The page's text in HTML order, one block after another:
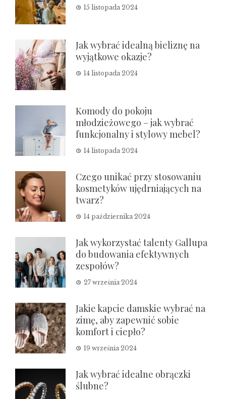
15 listopada 2024
Jak wybrać idealną bieliznę na
wyjątkowe okazje?
14 listopada 2024
Komody do pokoju
młodzieżowego – jak wybrać
funkcjonalny i stylowy mebel?
14 listopada 2024
Czego unikać przy stosowaniu
kosmetyków ujędrniających na
twarz?
14 października 2024
Jak wykorzystać talenty Gallupa
do budowania efektywnych
zespołów?
27 września 2024
Jakie kapcie damskie wybrać na
zimę, aby zapewnić sobie
komfort i ciepło?
19 września 2024
Jak wybrać idealne obrączki
ślubne?